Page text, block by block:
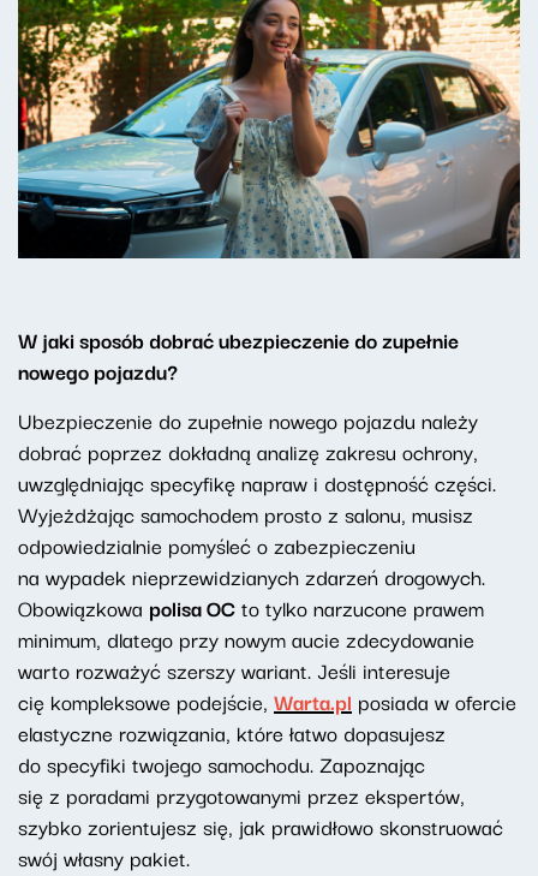
W jaki sposób dobrać ubezpieczenie do zupełnie
nowego pojazdu?
Ubezpieczenie do zupełnie nowego pojazdu należy
dobrać poprzez dokładną analizę zakresu ochrony,
uwzględniając specyfikę napraw i dostępność części.
Wyjeżdżając samochodem prosto z salonu, musisz
odpowiedzialnie pomyśleć o zabezpieczeniu
na wypadek nieprzewidzianych zdarzeń drogowych.
Obowiązkowa polisa OCto tylko narzucone prawem
minimum, dlatego przy nowym aucie zdecydowanie
warto rozważyć szerszy wariant. Jeśli interesuje
cię kompleksowe podejście, Warta.pl posiada w ofercie
elastyczne rozwiązania, które łatwo dopasujesz
do specyfiki twojego samochodu. Zapoznając
się z poradami przygotowanymi przez ekspertów,
szybko zorientujesz się, jak prawidłowo skonstruować
swój własny pakiet.